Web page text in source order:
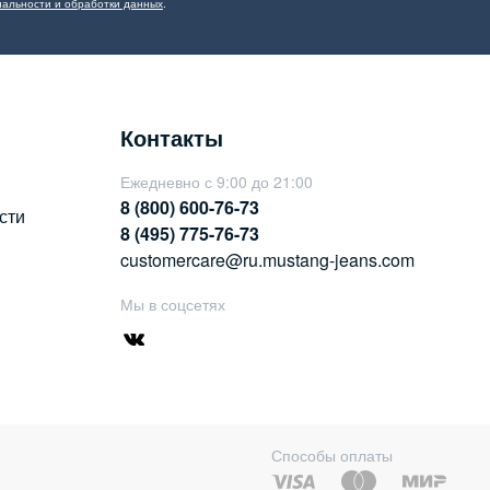
и обработки данных.
Контакты
Ежедневно с 9:00 до 21:00
8 (800) 600-76-73
8 (495) 775-76-73
customercare@ru.mustang-jeans.com
Мы в соцсетях
Способы оплаты